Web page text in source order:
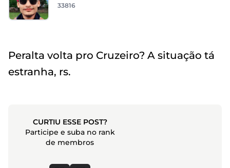
33816
Peralta volta pro Cruzeiro? A situação tá
estranha, rs.
CURTIU ESSE POST?
Participe e suba no rank
de membros